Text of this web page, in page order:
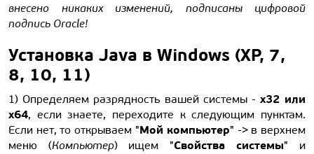
внесено никаких изменений, подписаны цифровой
подпись Oracle!
Установка Java в Windows (XP, 7,
8, 10, 11)
1) Определяем разрядность вашей системы - x32 или
x64, если знаете, переходите к следующим пунктам.
Если нет, то открываем "Мой компьютер" -> в верхнем
меню (Компьютер) ищем "Свойства системы" и